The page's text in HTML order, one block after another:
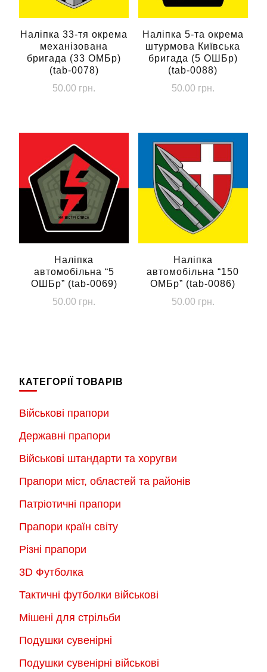
Наліпка 33-тя окрема
механізована
бригада (33 ОМБр)
(tab-0078)
50.00 грн.
Наліпка 5-та окрема
штурмова Київська
бригада (5 ОШБр)
(tab-0088)
50.00 грн.
Наліпка
автомобільна “5
ОШБр” (tab-0069)
50.00 грн.
Наліпка
автомобільна “150
ОМБр” (tab-0086)
50.00 грн.
КАТЕГОРІЇ ТОВАРІВ
Військові прапори
Державні прапори
Військові штандарти та хоругви
Прапори міст, областей та районів
Патріотичні прапори
Прапори країн світу
Різні прапори
3D Футболка
Тактичні футболки військові
Мішені для стрільби
Подушки сувенірні
Подушки сувенірні військові